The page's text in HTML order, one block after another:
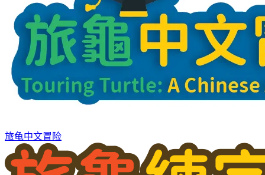
旅龟中文冒险